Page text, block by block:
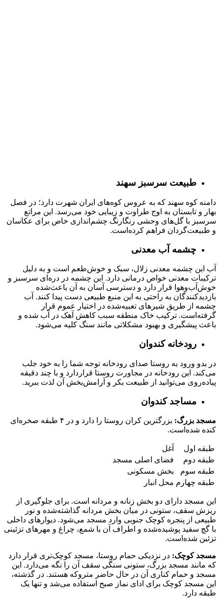
طبیعت سرسبز سهند
دامنه کوه سهند که به عروس کوه‌های ایران شهرت دارد؛ در فصل
بهار و تابستان به اوج طراوت و زیبایی خود می‌رسد. این مراتع
سرسبز با گل‌های وحشی رنگارنگ چشم‌اندازی خاص برای عکاسان
و طبیعت‌گردان فراهم کرده‌است.
چشمه آب معدنی
آب این چشمه معدنی زلال، سبک و خوش‌طعم است و به دلیل
ترکیبات معدنی خواص درمانی دارد. این چشمه در دره‌ای سرسبز و
خوش‌آب‌وهوا قرار دارد و دسترسی آسان به آن باعث‌شده
بازدیدکنندگان به راحتی به این منبع طبیعی دست پیدا کنند. آب
چشمه از طریق شیرهای تعبیه‌شده در اختیار عموم قرار
گرفته‌است. ترکیب خاک منطقه سبب کاهش آهک در آب شده و
باعث پیشگیری و بهبود مشکلاتی مانند سنگ کلیه می‌شود.
رودخانه کندوان
در بدو ورود به روستا صدای رودخانه توجه شما را به خود جلب
می‌کند. این رودخانه در مجاورت روستا قراردارد و با چند دقیقه
پیاده‌روی می‌توانید از طبیعت بکر و آرامش‌بخش آن لذت ببرید.
مساجد کندوان
مسجد بزرگ:
بزرگترین کران روستا را دارد و در ۴ طبقه صخره‌ای
کنده شده‌است.
طبقه اول
آغل
طبقه دوم
فضای اصلی مسجد
طبقه سوم
بخش مسکونی
طبقه چهارم محل انبار
این مسجد دارای دو بخش زنانه و مردانه است. برای جلوگیری از
ریزش سقف، ستونی در میان بخش مردانه گذاشته‌شده و نور
طبیعی از پنجره کوچک جنوبی وارد مسجد می‌شود. دیوارهای داخلی
با گچ سفید پوشیده‌شده و اطراف آن با شمع، چراغ و مهرهای تزئینی
تزئین شده‌است.
مسجد کوچک: در نزدیکی حمام روستا، مسجد کوچک‌تری قرار دارد
که مانند مسجد بزرگ، ستونی سنگی سقف آن را نگه می‌دارد. این
مسجد و حمام کناری آن در حال حاضر متروکه هستند. در گذشته،
این مسجد کوچک برای ادای نماز صبح استفاده می‌شد و تنها یک
طبقه دارد.